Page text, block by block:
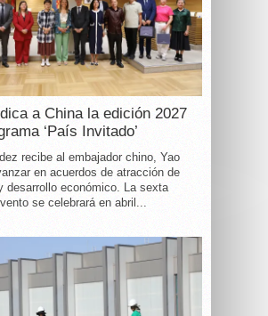
a China la edición 2027
‘País Invitado’
recibe al embajador chino, Yao
en acuerdos de atracción de
desarrollo económico. La sexta
se celebrará en abril...